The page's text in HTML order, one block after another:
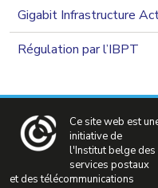
Gigabit Infrastructure
Régulation par l’IBPT
Ce site web est
initiative de
l'Institut belge des
services postaux
et des télécommunications